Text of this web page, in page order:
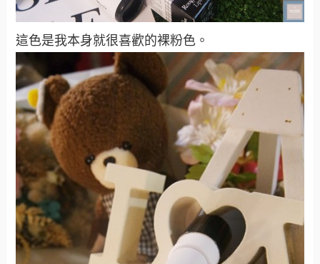
這色是我本身就很喜歡的裸粉色。